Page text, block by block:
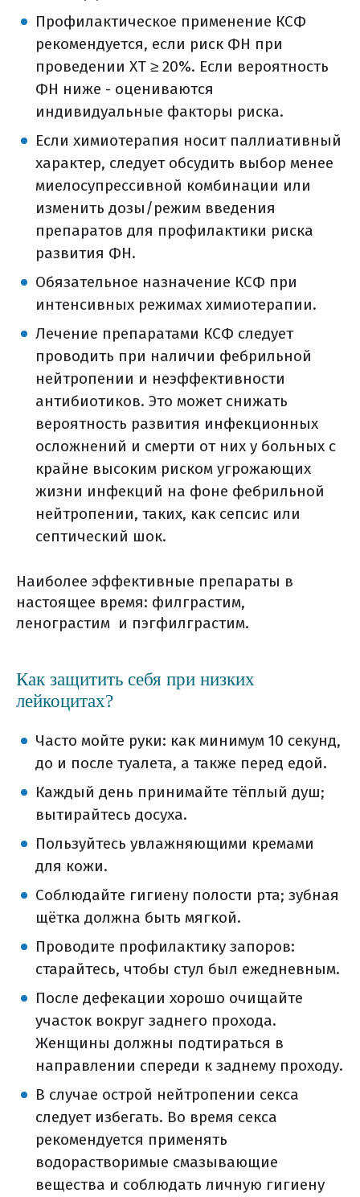
Профилактическое применение КСФ
рекомендуется, если риск ФН при
проведении ХТ ≥ 20%. Если вероятность
ФН ниже - оцениваются
индивидуальные факторы риска.
Если химиотерапия носит паллиативный
характер, следует обсудить выбор менее
миелосупрессивной комбинации или
изменить дозы/режим введения
препаратов для профилактики риска
развития ФН.
Обязательное назначение КСФ при
интенсивных режимах химиотерапии.
Лечение препаратами КСФ следует
проводить при наличии фебрильной
нейтропении и неэффективности
антибиотиков. Это может снижать
вероятность развития инфекционных
осложнений и смерти от них у больных с
крайне высоким риском угрожающих
жизни инфекций на фоне фебрильной
нейтропении, таких, как сепсис или
септический шок.
Наиболее эффективные препараты в
настоящее время: филграстим,
ленограстим и пэгфилграстим.
Как защитить себя при низких
лейкоцитах?
Часто мойте руки: как минимум 10 секунд,
до и после туалета, а также перед едой.
Каждый день принимайте тёплый душ;
вытирайтесь досуха.
Пользуйтесь увлажняющими кремами
для кожи.
Соблюдайте гигиену полости рта; зубная
щётка должна быть мягкой.
Проводите профилактику запоров:
старайтесь, чтобы стул был ежедневным.
После дефекации хорошо очищайте
участок вокруг заднего прохода.
Женщины должны подтираться в
направлении спереди к заднему проходу.
В случае острой нейтропении секса
следует избегать. Во время секса
рекомендуется применять
водорастворимые смазывающие
вещества и соблюдать личную гигиену